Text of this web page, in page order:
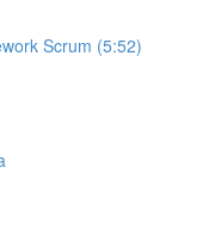
Scrum (5:52)